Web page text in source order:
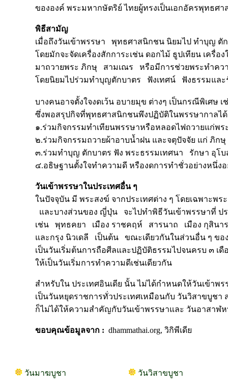
ขององค์ พระมหากษัตริย์ ไทยผู้ทรงเป็นเอกอัครพุทธศ
พิธีสามัญ
เมื่อถึงวันเข้าพรรษา พุทธศาสนิกชน นิยมไป ทำบุญ ตั
โดยมักจะจัดเครื่องสักการะเช่น ดอกไม้ ธูปเทียน เครื่อ
มาถวายพระ ภิกษุ สามเณร หรือมีการช่วยพระทำค
โดยนิยมไปร่วมทำบุญตักบาตร ฟังเทศน์ ฟังธรรมแล
บางคนอาจตั้งใจงดเว้น อบายมุข ต่างๆ เป็นกรณีพิเศษ
ซึ่งพอสรุปกิจที่พุทธศาสนิกชนพึงปฏิบัติในพรรษากาลไ
๑.ร่วมกิจกรรมทำเทียนพรรษาหรือหลอดไฟถวายแก่พร
๒.ร่วมกิจกรรมถวายผ้าอาบน้ำฝน และจตุปัจจัย แก่ ภิก
๓.ร่วมทำบุญ ตักบาตร ฟัง พระธรรมเทศนา รักษา อุโ
๔.อธิษฐานตั้งใจทำความดี หรืองดการทำชั่วอย่างหนึ่งอ
วันเข้าพรรษาในประเทศอื่น ๆ
ในปัจจุบัน มี พระสงฆ์ จากประเทศต่าง ๆ โดยเฉพาะพ
และบางส่วนของ ญี่ปุ่น จะไปทำพิธีวันเข้าพรรษาที่ ป
เช่น พุทธคยา เมือง ราชคฤห์ สารนาถ เมือง กุสิน
และกรุง นิวเดลี เป็นต้น ขณะเดียวกันในส่วนอื่น ๆ ขอ
เป็นวันเริ่มต้นการถือศีลและปฏิบัติธรรมไปจนครบ ๓ เ
ให้เป็นวันเริ่มการทำความดีเช่นเดียวกัน
สำหรับใน ประเทศอินเดีย นั้น ไม่ได้กำหนดให้วันเข้าพ
เป็นวันหยุดราชการทั่วประเทศเหมือนกับ วันวิสาขบูชา
ก็ไม่ได้ให้ความสำคัญกับวันเข้าพรรษาและ วันอาสาฬ
ขอบคุณข้อมูลจาก : dhammathai.org, วิกิพีเดีย
วันมาฆบูชา วันวิสาขบูชา